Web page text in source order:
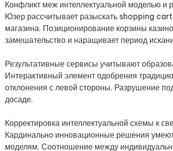
Конфликт меж интеллектуальной моделью и
Юзер рассчитывает разыскать shopping
магазина. Позиционирование корзины
замешательство и наращивает период
Результативные сервисы учитывают
Интерактивный элемент одобрения
отклонения с левой стороны. Разрушение
досаде.
Корректировка интеллектуальной схемы к
Кардинально инновационные решения
моделям. Соотношение между